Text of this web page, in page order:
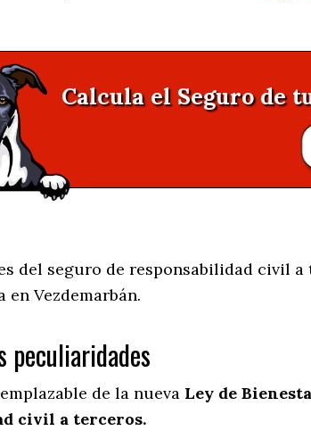
Calcula el Seguro de
del seguro de responsabilidad civil a
en Vezdemarbán.
peculiaridades
de la nueva Ley de
civil a terceros.